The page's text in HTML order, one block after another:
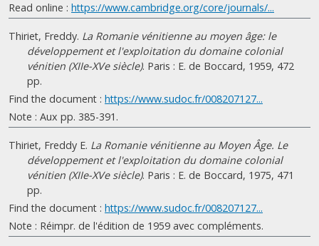
Read online : https://www.cambridge.org/core/journals/...
Thiriet, Freddy. La Romanie vénitienne au moyen âge: le
développement et l'exploitation du domaine colonial
vénitien (XIIe-XVe siècle). Paris : E. de Boccard, 1959, 472
pp.
Find the document : https://www.sudoc.fr/008207127...
Note : Aux pp. 385-391.
Thiriet, Freddy E. La Romanie vénitienne au Moyen Âge. Le
développement et l'exploitation du domaine colonial
vénitien (XIIe-XVe siècle). Paris : E. de Boccard, 1975, 471
pp.
Find the document : https://www.sudoc.fr/008207127...
Note : Réimpr. de l'édition de 1959 avec compléments.